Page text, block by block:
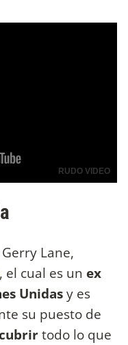
Lane,
, el cual es un ex
Unidasy es
su puesto de
todo lo que